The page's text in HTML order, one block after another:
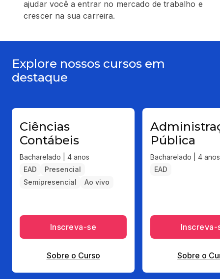
ajudar você a entrar no mercado de trabalho e
crescer na sua carreira.
Explore nossos cursos em
destaque
Ciências
Contábeis
Bacharelado | 4 anos
EAD
Presencial
Semipresencial
Ao vivo
Inscreva-se
Sobre o Curso
Pública
Bacharelado | 4 anos
EAD
Inscreva-
Sobre o